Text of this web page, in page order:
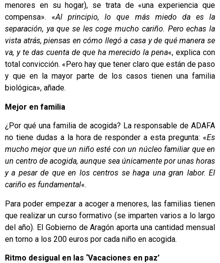
menores en su hogar), se trata de «una experiencia que
compensa». «Al principio, lo que más miedo da es la
separación, ya que se les coge mucho cariño. Pero echas la
vista atrás, piensas en cómo llegó a casa y de qué manera se
va, y te das cuenta de que ha merecido la pena«, explica con
total convicción. «Pero hay que tener claro que están de paso
y que en la mayor parte de los casos tienen una familia
biológica», añade.
Mejor en familia
¿Por qué una familia de acogida? La responsable de ADAFA
no tiene dudas a la hora de responder a esta pregunta: «Es
mucho mejor que un niño esté con un núcleo familiar que en
un centro de acogida, aunque sea únicamente por unas horas
y a pesar de que en los centros se haga una gran labor. El
cariño es fundamental«.
Para poder empezar a acoger a menores, las familias tienen
que realizar un curso formativo (se imparten varios a lo largo
del año). El Gobierno de Aragón aporta una cantidad mensual
en torno a los 200 euros por cada niño en acogida.
Ritmo desigual en las ‘Vacaciones en paz’